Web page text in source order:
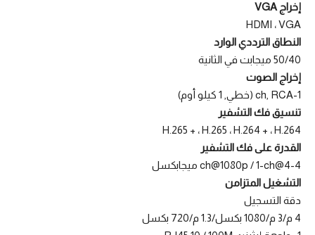
إخراج VGA
HDMI ، VGA
النطاق الترددي الوارد
50/40 ميجابت في الثانية
إخراج الصوت
1-ch, RCA (خطي, 1 كيلو أوم)
تنسيق فك التشفير
H.265 + ، H.265 ، H.264 + ، H.264
القدرة على فك التشفير
4-ch@1080p / 1-ch@4 ميجابكسل
التشغيل المتزامن
دقة التسجيل
4 م/3 م/1080 بكسل/1.3 م/720 بكسل